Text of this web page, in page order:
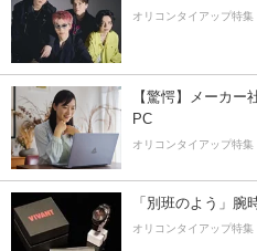
オリコンタイアップ特集
【驚愕】メーカ
PC
オリコンタイアップ特集
「別班のよう」
オリコンタイアップ特集